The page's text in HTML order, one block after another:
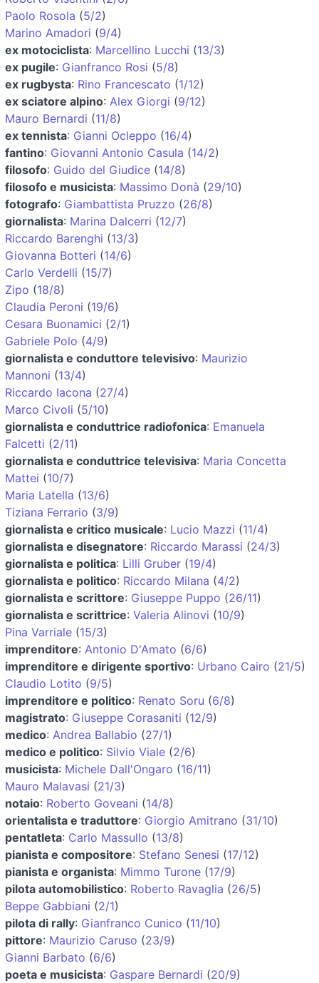
Paolo Rosola (5/2)
Marino Amadori (9/4)
ex motociclista: Marcellino Lucchi (13/3)
ex pugile: Gianfranco Rosi (5/8)
ex rugbysta: Rino Francescato (1/12)
ex sciatore alpino: Alex Giorgi (9/12)
Mauro Bernardi (11/8)
ex tennista: Gianni Ocleppo (16/4)
fantino: Giovanni Antonio Casula (14/2)
filosofo: Guido del Giudice (14/8)
filosofo e musicista: Massimo Donà (29/10)
fotografo: Giambattista Pruzzo (26/8)
giornalista: Marina Dalcerri (12/7)
Riccardo Barenghi (13/3)
Giovanna Botteri (14/6)
Carlo Verdelli (15/7)
Zipo (18/8)
Claudia Peroni (19/6)
Cesara Buonamici (2/1)
Gabriele Polo (4/9)
giornalista e conduttore televisivo: Maurizio
Mannoni (13/4)
Riccardo Iacona (27/4)
Marco Civoli (5/10)
giornalista e conduttrice radiofonica: Emanuela
Falcetti (2/11)
giornalista e conduttrice televisiva: Maria Concetta
Mattei (10/7)
Maria Latella (13/6)
Tiziana Ferrario (3/9)
giornalista e critico musicale: Lucio Mazzi (11/4)
giornalista e disegnatore: Riccardo Marassi (24/3)
giornalista e politica: Lilli Gruber (19/4)
giornalista e politico: Riccardo Milana (4/2)
giornalista e scrittore: Giuseppe Puppo (26/11)
giornalista e scrittrice: Valeria Alinovi (10/9)
Pina Varriale (15/3)
imprenditore: Antonio D'Amato (6/6)
imprenditore e dirigente sportivo: Urbano Cairo (21/5)
Claudio Lotito (9/5)
imprenditore e politico: Renato Soru (6/8)
magistrato: Giuseppe Corasaniti (12/9)
medico: Andrea Ballabio (27/1)
medico e politico: Silvio Viale (2/6)
musicista: Michele Dall'Ongaro (16/11)
Mauro Malavasi (21/3)
notaio: Roberto Goveani (14/8)
orientalista e traduttore: Giorgio Amitrano (31/10)
pentatleta: Carlo Massullo (13/8)
pianista e compositore: Stefano Senesi (17/12)
pianista e organista: Mimmo Turone (17/9)
pilota automobilistico: Roberto Ravaglia (26/5)
Beppe Gabbiani (2/1)
pilota di rally: Gianfranco Cunico (11/10)
pittore: Maurizio Caruso (23/9)
Gianni Barbato (6/6)
poeta e musicista: Gaspare Bernardi (20/9)